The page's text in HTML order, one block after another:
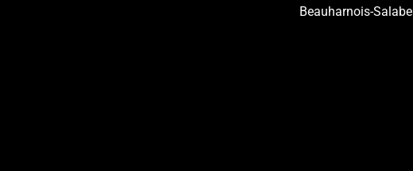
Beauharnois-